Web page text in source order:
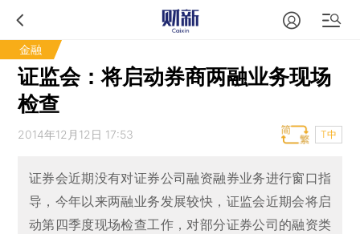
金融
证监会：将启动券商两融业务现场
检查
2014年12月12日 17:53 T中
证券会近期没有对证券公司融资融券业务进行窗口指
导，今年以来两融业务发展较快，证监会近期会将启
动第四季度现场检查工作，对部分证券公司的融资类